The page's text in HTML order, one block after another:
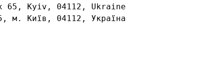
65, Kyiv, 04112, Ukraine
м. Київ, 04112, Україна